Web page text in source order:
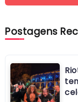
Postagens